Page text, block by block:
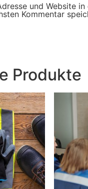
und Website
Kommentar
Produkte